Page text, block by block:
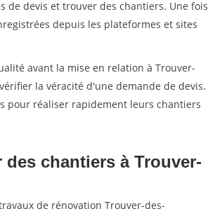
de devis et trouver des chantiers. Une fois
depuis les plateformes et sites
avant la mise en relation à Trouver-
la véracité d'une demande de devis.
pour réaliser rapidement leurs chantiers
chantiers à Trouver-
de rénovation Trouver-des-